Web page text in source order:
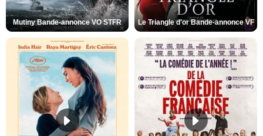
Mutiny Bande-annonce VO STFR Le Triangle d'or Bande-annonce VF